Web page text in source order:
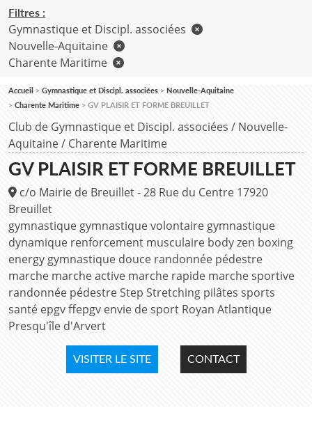
Club de Gymnastique et Discipl. associées / Nouvelle-
Aquitaine/ Charente Maritime
GV PLAISIR ET FORME BREUILLET
c/o Mairie de Breuillet - 28 Rue du Centre 17920
Breuillet
gymnastique gymnastique volontaire gymnastique
dynamique renforcement musculaire body zen boxing
energy gymnastique douce randonnée pédestre
marche marche active marche rapide marche sportive
randonnée pédestre Step Stretching pilâtes sports
santé epgv ffepgv envie de sport Royan Atlantique
Presqu'île d'Arvert
VISITER LE SITE CONTACT
Filtres :
Gymnastique et Discipl. associées
Nouvelle-Aquitaine
Charente Maritime
Accueil Gymnastique et Discipl. associées
Nouvelle-Aquitaine
Charente Maritime
GV PLAISIR ET FORME BREUILLET